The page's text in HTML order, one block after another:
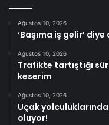
Ağustos 10, 2026
‘Başıma iş gelir’ diye
Ağustos 10, 2026
Trafikte tartıştığı
keserim
Ağustos 10, 2026
Uçak
oluyor!